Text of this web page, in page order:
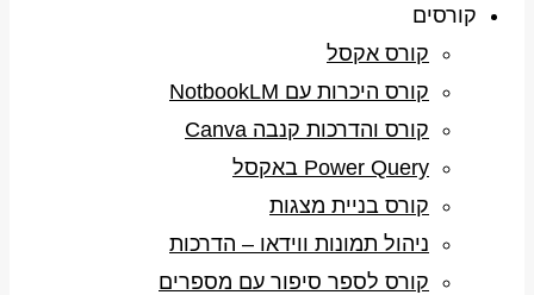
קורסים
קורס אקסל
קורס היכרות עם NotbookLM
קורס והדרכות קנבה Canva
Power Query באקסל
קורס בניית מצגות
ניהול תמונות ווידאו – הדרכות
קורס לספר סיפור עם מספרים